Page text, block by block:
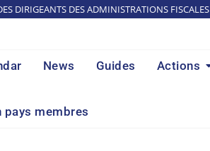
DIRIGEANTS DES ADMINISTRATIONS FISCALES
News Guides Actions
membres